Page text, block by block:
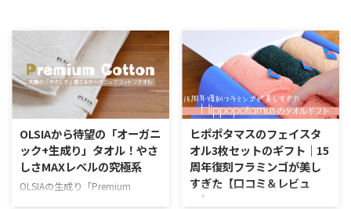
OLSIAから待望の「オーガニ
ック+生成り」タオル！やさ
しさMAXレベルの究極系
OLSIAの生成り「Premium
ヒポポタマスのフェイスタ
オル3枚セットのギフト｜15
周年復刻フラミンゴが美し
すぎた【口コミ＆レビュ
ー】